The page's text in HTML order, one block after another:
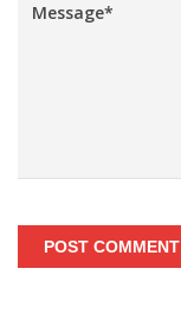
POST COMMENT